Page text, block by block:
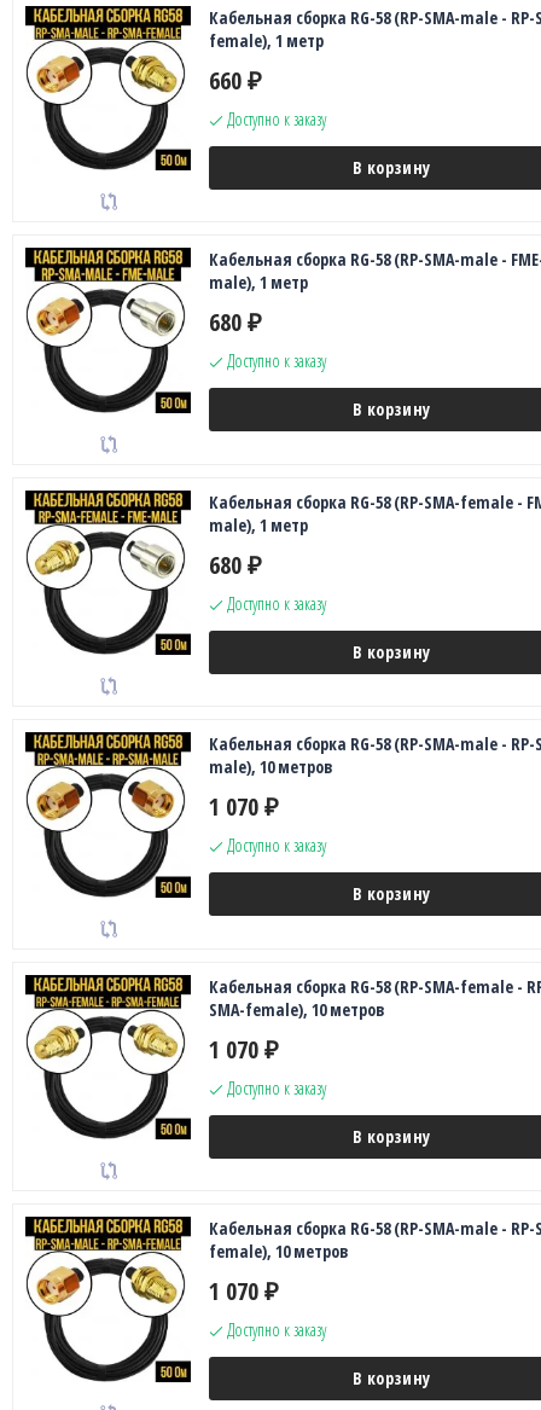
Кабельная сборка RG-58 (RP-SMA-male - RP-
female), 1 метр
660 ₽
Доступно к заказу
В корзину
Кабельная сборка RG-58 (RP-SMA-male -
male), 1 метр
680 ₽
Доступно к заказу
В корзину
Кабельная сборка RG-58 (RP-SMA-female -
male), 1 метр
680 ₽
Доступно к заказу
В корзину
Кабельная сборка RG-58 (RP-SMA-male - RP-
male), 10 метров
1 070 ₽
Доступно к заказу
В корзину
Кабельная сборка RG-58 (RP-SMA-female -
SMA-female), 10 метров
1 070 ₽
Доступно к заказу
В корзину
Кабельная сборка RG-58 (RP-SMA-male - RP-
female), 10 метров
1 070 ₽
Доступно к заказу
В корзину